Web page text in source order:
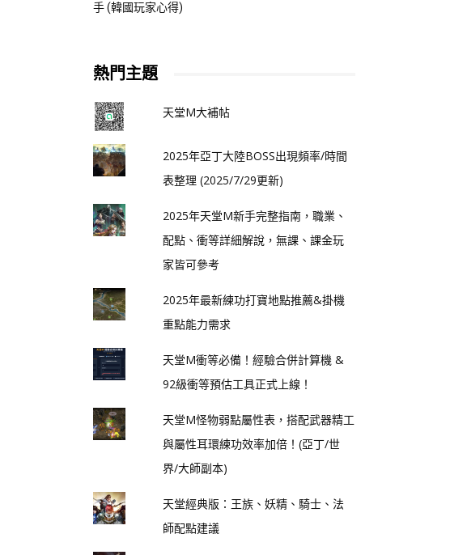
手 (韓國玩家心得)
熱門主題
天堂M大補帖
2025年亞丁大陸BOSS出現頻率/時間
表整理 (2025/7/29更新)
2025年天堂M新手完整指南，職業、
配點、衝等詳細解說，無課、課金玩
家皆可參考
2025年最新練功打寶地點推薦&掛機
重點能力需求
天堂M衝等必備！經驗合併計算機 &
92級衝等預估工具正式上線！
天堂M怪物弱點屬性表，搭配武器精工
與屬性耳環練功效率加倍！(亞丁/世
界/大師副本)
天堂經典版：王族、妖精、騎士、法
師配點建議